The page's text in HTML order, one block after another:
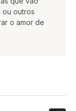
ou outros
o amor de